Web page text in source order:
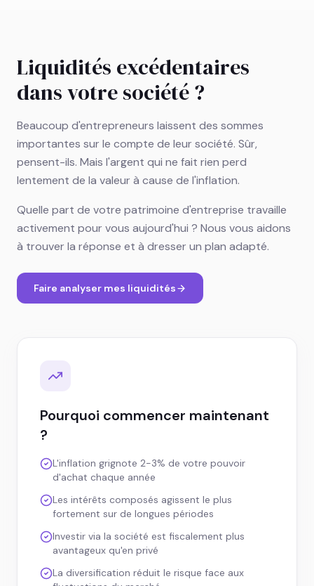
Liquidités excédentaires
dans votre société ?
Beaucoup d'entrepreneurs laissent des sommes
importantes sur le compte de leur société. Sûr,
pensent-ils. Mais l'argent qui ne fait rien perd
lentement de la valeur à cause de l'inflation.
Quelle part de votre patrimoine d'entreprise travaille
activement pour vous aujourd'hui ? Nous vous aidons
à trouver la réponse et à dresser un plan adapté.
Faire analyser mes liquidités
Pourquoi commencer maintenant
?
L'inflation grignote 2-3% de votre pouvoir
d'achat chaque année
Les intérêts composés agissent le plus
fortement sur de longues périodes
Investir via la société est fiscalement plus
avantageux qu'en privé
La diversification réduit le risque face aux